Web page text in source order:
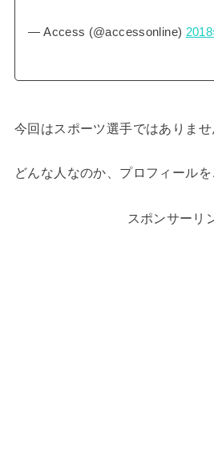
— Access (@accessonline)
今回はスポーツ選手ではありませ
どんな人なのか、プロフィールを
スポンサーリ